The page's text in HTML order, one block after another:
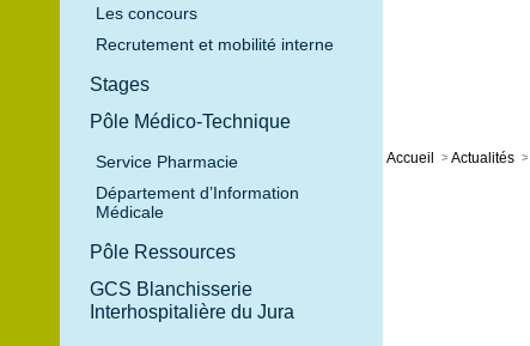
Les concours
Recrutement et mobilité interne
Stages
Pôle Médico-Technique
Service Pharmacie
Département d’Information
Médicale
Pôle Ressources
GCS Blanchisserie
Interhospitalière du Jura
Accueil > Actualités >